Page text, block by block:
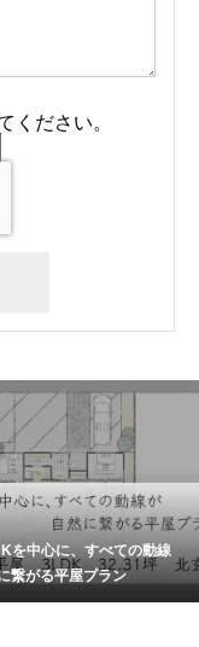
ください。
を中心に、すべての動線
繋がる平屋プラン